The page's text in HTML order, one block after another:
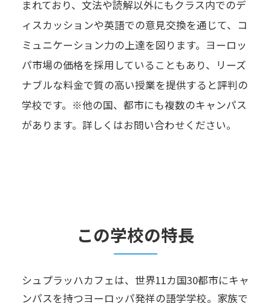
まれており、文法や読解以外にもクラス内でのデ
ィスカッションや英語での意見交換を通じて、コ
ミュニケーション力の上達を図ります。ヨーロッ
パ市場の価格を採用していることもあり、リーズ
ナブルな料金で質の高い授業を提供すると評判の
学校です。※他の国、都市にも複数のキャンパス
があります。詳しくはお問い合わせください。
この学校の特長
シュプラッハカフェは、世界11カ国30都市にキャ
ンパスを持つヨーロッパ発祥の語学学校。家族で